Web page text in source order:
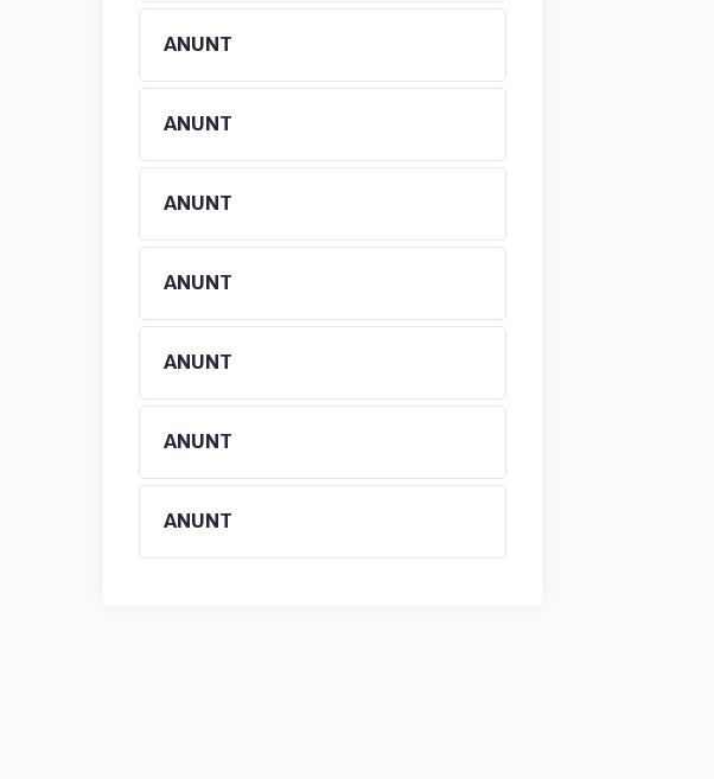
ANUNT
ANUNT
ANUNT
ANUNT
ANUNT
ANUNT
ANUNT